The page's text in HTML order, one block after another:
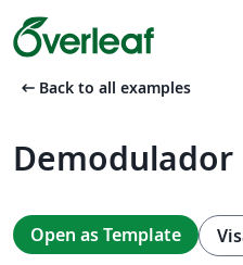
arrow_left_alt Back to all examples
Demodulador
Open as Template